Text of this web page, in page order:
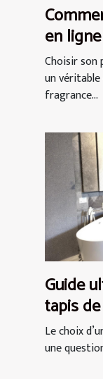
en
Choisir son
un
fragrance...
Guide
tapis
espace
Le choix
une